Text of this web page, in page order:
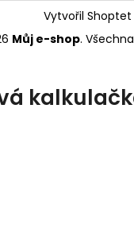
Vytvořil Shoptet
Můj e-shop.